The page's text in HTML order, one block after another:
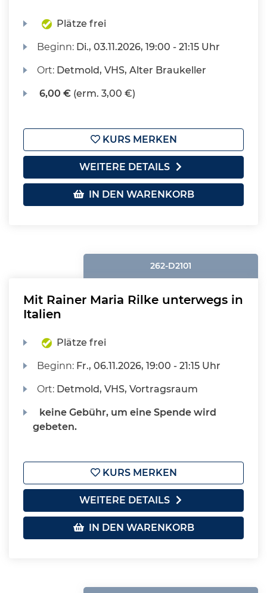
Plätze frei
Beginn: Di., 03.11.2026, 19:00 - 21:15 Uhr
Ort: Detmold, VHS, Alter Braukeller
6,00 € (erm. 3,00 €)
KURS MERKEN
WEITERE DETAILS
IN DEN WARENKORB
262-D2101
Mit Rainer Maria Rilke unterwegs in
Italien
Plätze frei
Beginn: Fr., 06.11.2026, 19:00 - 21:15 Uhr
Ort: Detmold, VHS, Vortragsraum
keine Gebühr, um eine Spende wird
gebeten.
KURS MERKEN
WEITERE DETAILS
IN DEN WARENKORB